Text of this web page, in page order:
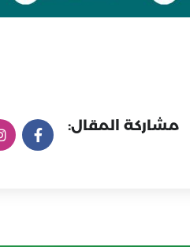
مشاركة المقال: